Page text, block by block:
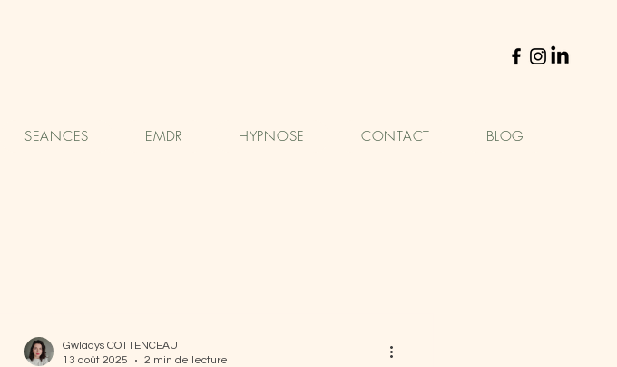
SEANCES EMDR HYPNOSE CONTACT BLOG
Gwladys COTTENCEAU
13 août 2025
2 min de lecture